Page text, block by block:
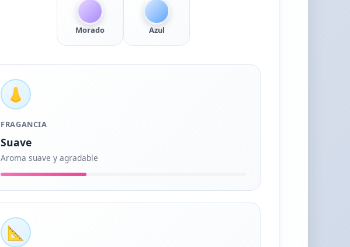
Morado Azul
👃
FRAGANCIA
Suave
Aroma suave y agradable
📐